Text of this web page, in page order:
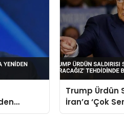
Trump Ürdün
İran’a ‘Çok
Tehdidinde